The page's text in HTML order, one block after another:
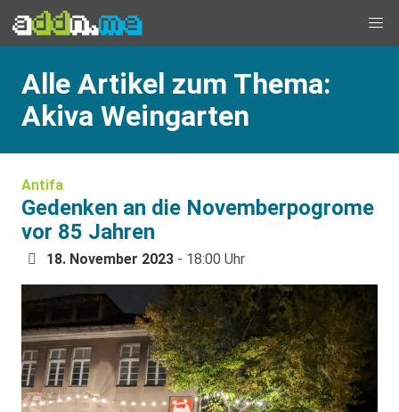
Alle Artikel zum Thema:
Akiva Weingarten
Antifa
Gedenken an die Novemberpogrome
vor 85 Jahren
18. November 2023 - 18:00 Uhr